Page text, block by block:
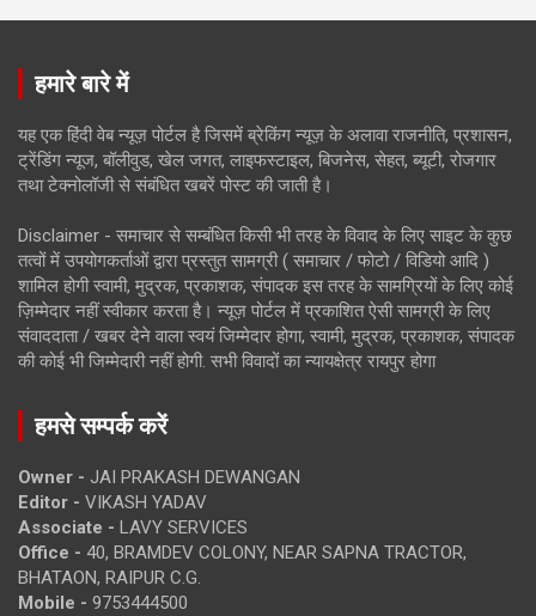
हमारे बारे में
यह एक हिंदी वेब न्यूज़ पोर्टल है जिसमें ब्रेकिंग न्यूज़ के अलावा राजनीति, प्रशासन,
ट्रेंडिंग न्यूज, बॉलीवुड, खेल जगत, लाइफस्टाइल, बिजनेस, सेहत, ब्यूटी, रोजगार
तथा टेक्नोलॉजी से संबंधित खबरें पोस्ट की जाती है।
Disclaimer - समाचार से सम्बंधित किसी भी तरह के विवाद के लिए साइट के कुछ
तत्वों में उपयोगकर्ताओं द्वारा प्रस्तुत सामग्री ( समाचार / फोटो / विडियो आदि )
शामिल होगी स्वामी, मुद्रक, प्रकाशक, संपादक इस तरह के सामग्रियों के लिए कोई
ज़िम्मेदार नहीं स्वीकार करता है। न्यूज़ पोर्टल में प्रकाशित ऐसी सामग्री के लिए
संवाददाता / खबर देने वाला स्वयं जिम्मेदार होगा, स्वामी, मुद्रक, प्रकाशक, संपादक
की कोई भी जिम्मेदारी नहीं होगी. सभी विवादों का न्यायक्षेत्र रायपुर होगा
हमसे सम्पर्क करें
Owner - JAI PRAKASH DEWANGAN
Editor - VIKASH YADAV
Associate - LAVY SERVICES
Office - 40, BRAMDEV COLONY, NEAR SAPNA TRACTOR,
BHATAON, RAIPUR C.G.
Mobile - 9753444500